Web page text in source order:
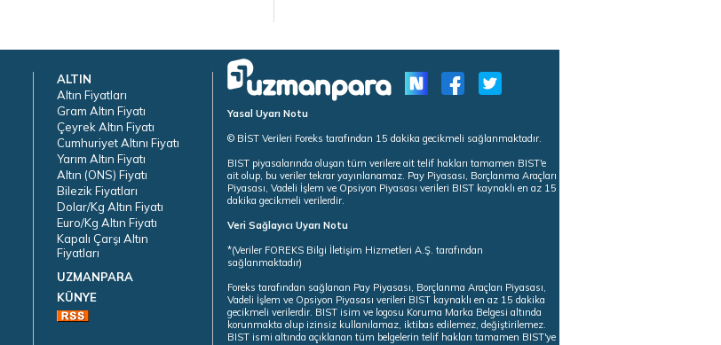
ALTIN
Altın Fiyatları
Gram Altın Fiyatı
Çeyrek Altın Fiyatı
Cumhuriyet Altını Fiyatı
Yarım Altın Fiyatı
Altın (ONS) Fiyatı
Bilezik Fiyatları
Dolar/Kg Altın Fiyatı
Euro/Kg Altın Fiyatı
Kapalı Çarşı Altın
Fiyatları
UZMANPARA
KÜNYE
Yasal Uyarı Notu
© BİST Verileri Foreks tarafından 15 dakika gecikmeli sağlanmaktadır.
BIST piyasalarında oluşan tüm verilere ait telif hakları tamamen BIST'e
ait olup, bu veriler tekrar yayınlanamaz. Pay Piyasası, Borçlanma Araçları
Piyasası, Vadeli İşlem ve Opsiyon Piyasası verileri BIST kaynaklı en az 15
dakika gecikmeli verilerdir.
Veri Sağlayıcı Uyarı Notu
*(Veriler FOREKS Bilgi İletişim Hizmetleri A.Ş. tarafından
sağlanmaktadır)
Foreks tarafından sağlanan Pay Piyasası, Borçlanma Araçları Piyasası,
Vadeli İşlem ve Opsiyon Piyasası verileri BIST kaynaklı en az 15 dakika
gecikmeli verilerdir. BIST isim ve logosu Koruma Marka Belgesi altında
korunmakta olup izinsiz kullanılamaz, iktibas edilemez, değiştirilemez.
BIST ismi altında açıklanan tüm belgelerin telif hakları tamamen BIST'ye